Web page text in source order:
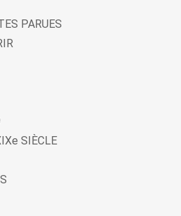
PARUES
SIÈCLE